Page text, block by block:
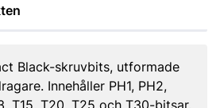
Black-skruvbits, utformade
Innehåller PH1, PH2,
T15, T20, T25 och T30-bitsar.